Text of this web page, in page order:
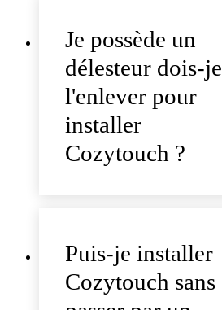
Je possède un
délesteur dois-je
l'enlever pour
installer
Cozytouch ?
Puis-je installer
Cozytouch sans